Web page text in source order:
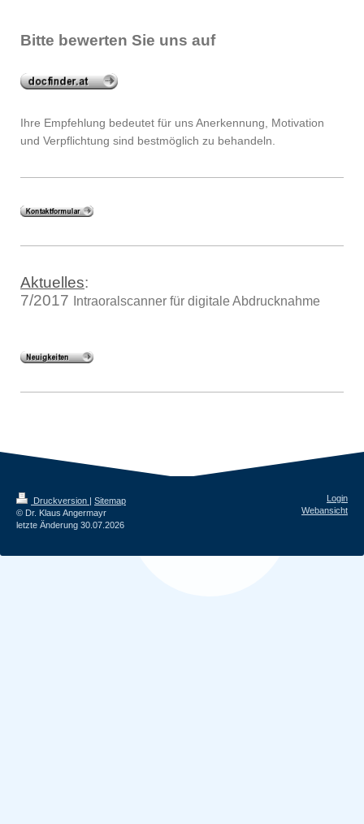
Bitte bewerten Sie uns auf
Ihre Empfehlung bedeutet für uns Anerkennung, Motivation
und Verpflichtung sind bestmöglich zu behandeln.
Aktuelles:
7/2017
Intraoralscanner für digitale Abdrucknahme
Druckversion
Sitemap
© Dr. Klaus Angermayr
letzte Änderung 30.07.2026
Login
Webansicht